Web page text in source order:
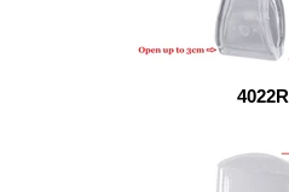
4022R